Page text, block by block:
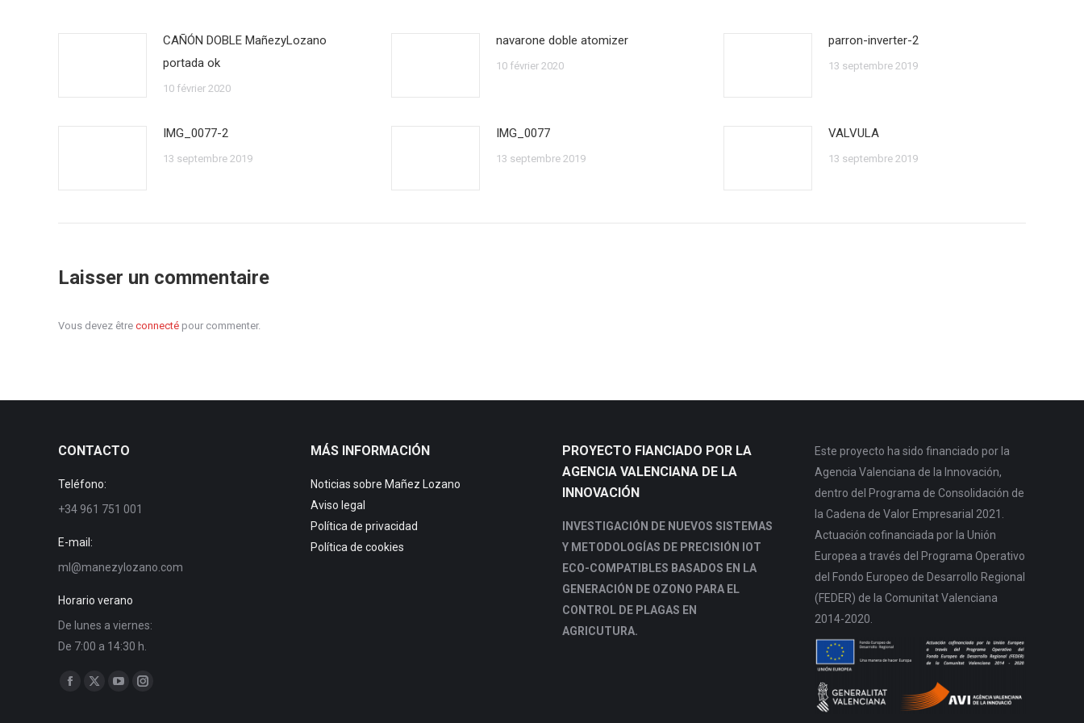
CAÑÓN DOBLE MañezyLozano
portada ok
10 février 2020
navarone doble atomizer
10 février 2020
parron-inverter-2
13 septembre 2019
IMG_0077-2
13 septembre 2019
IMG_0077
13 septembre 2019
VALVULA
13 septembre 2019
Laisser un commentaire
Vous devez être connecté pour commenter.
CONTACTO
Teléfono:
+34 961 751 001
E-mail:
ml@manezylozano.com
Horario verano
De lunes a viernes:
De 7:00 a 14:30 h.
Trouvez nous sur :
Facebook
X
YouTubeInstagram
MÁS INFORMACIÓN
Noticias sobre Mañez Lozano
Aviso legal
Política de privacidad
Política de cookies
PROYECTO FIANCIADO POR LA
AGENCIA VALENCIANA DE LA
INNOVACIÓN
INVESTIGACIÓN DE NUEVOS SISTEMAS
Y METODOLOGÍAS DE PRECISIÓN IOT
ECO-COMPATIBLES BASADOS EN LA
GENERACIÓN DE OZONO PARA EL
CONTROL DE PLAGAS EN
AGRICUTURA.
Este proyecto ha sido financiado por la
Agencia Valenciana de la Innovación,
dentro del Programa de Consolidación de
la Cadena de Valor Empresarial 2021.
Actuación cofinanciada por la Unión
Europea a través del Programa Operativo
del Fondo Europeo de Desarrollo Regional
(FEDER) de la Comunitat Valenciana
2014-2020.